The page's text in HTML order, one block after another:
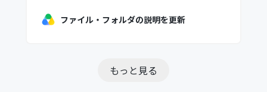
ファイル・フォルダの説明を更新
もっと見る